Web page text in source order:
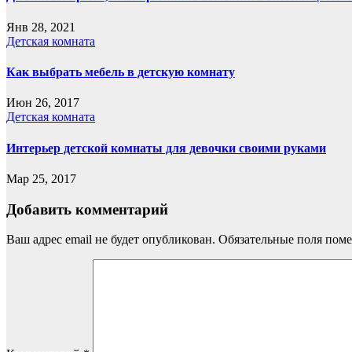
Янв 28, 2021
Детская комната
Как выбрать мебель в детскую комнату
Июн 26, 2017
Детская комната
Интерьер детской комнаты для девочки своими руками
Мар 25, 2017
Добавить комментарий
Ваш адрес email не будет опубликован. Обязательные поля